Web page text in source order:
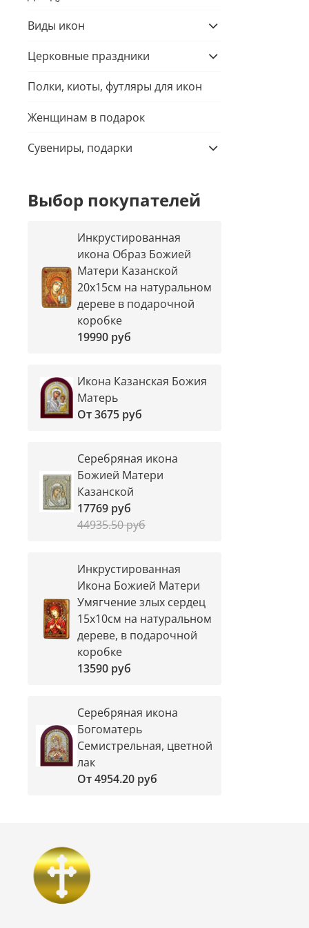
Виды икон
Церковные праздники
Полки, киоты, футляры для икон
Женщинам в подарок
Сувениры, подарки
Выбор покупателей
Инкрустированная
икона Образ Божией
Матери Казанской
20х15см на натуральном
дереве в подарочной
коробке
19990 руб
Икона Казанская Божия
Матерь
От3675 руб
Серебряная икона
Божией Матери
Казанской
17769 руб
44935.50 руб
Инкрустированная
Икона Божией Матери
Умягчение злых сердец
15х10см на натуральном
дереве, в подарочной
коробке
13590 руб
Серебряная икона
Богоматерь
Семистрельная, цветной
лак
От4954.20 руб